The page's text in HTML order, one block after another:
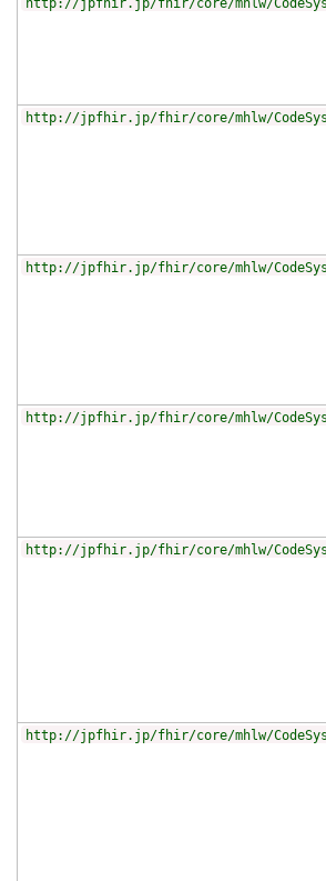
http://jpfhir.jp/fhir/core/mhlw/
http://jpfhir.jp/fhir/core/mhlw/
http://jpfhir.jp/fhir/core/mhlw/
http://jpfhir.jp/fhir/core/mhlw/
http://jpfhir.jp/fhir/core/mhlw/
http://jpfhir.jp/fhir/core/mhlw/